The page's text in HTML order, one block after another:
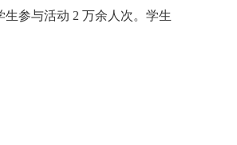
参与活动 2 万余人次。学生